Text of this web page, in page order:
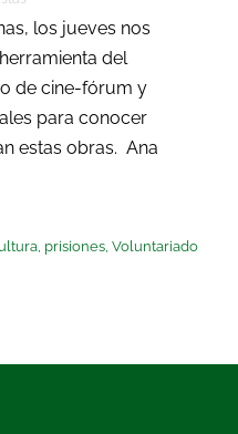
los jueves nos
del
de cine-fórum y
para conocer
estas obras. Ana
, prisiones, Voluntariado